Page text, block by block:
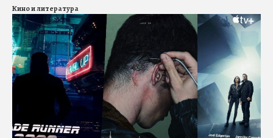
Кино и литература